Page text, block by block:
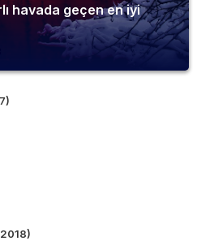
havada geçen en iyi